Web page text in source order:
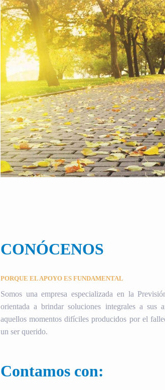
CONÓCENOS
PORQUE EL APOYO ES FUNDAMENTAL
Somos una empresa especializada en la
orientada a brindar soluciones integrales a sus
aquellos momentos difíciles producidos por el
un ser querido.
Contamos con: